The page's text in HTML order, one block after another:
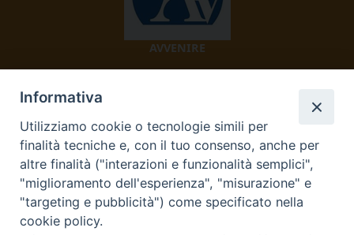
AVVENIRE
TV 2000
Informativa
Utilizziamo cookie o tecnologie simili per
finalità tecniche e, con il tuo consenso, anche per
altre finalità ("interazioni e funzionalità semplici",
"miglioramento dell'esperienza", "misurazione" e
"targeting e pubblicità") come specificato nella
cookie policy.